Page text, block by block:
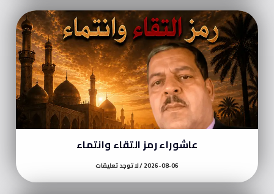
عاشوراء رمز التقاء وانتماء
2026-08-06 لا توجد تعليقات